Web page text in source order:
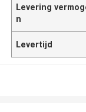
Levering
n
Levertijd